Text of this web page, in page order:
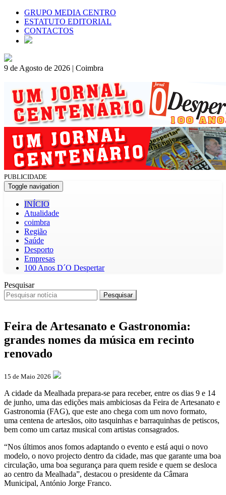
GRUPO MEDIA CENTRO
ESTATUTO EDITORIAL
CONTACTOS
9 de Agosto de 2026 | Coimbra
PUBLICIDADE
Toggle navigation
INÍCIO
Atualidade
coimbra
Região
Saúde
Desporto
Empresas
100 Anos D´O Despertar
Pesquisar
Pesquisar
Feira de Artesanato e Gastronomia:
grandes nomes da música em recinto
renovado
15 de Maio 2026
A cidade da Mealhada prepara-se para receber, entre os dias 9 e 14
de junho, uma das edições mais ambiciosas da Feira de Artesanato e
Gastronomia (FAG), que este ano chega com um novo formato,
uma centena de artesãos, oito tasquinhas e barraquinhas de petiscos,
bem como um cartaz musical com artistas consagrados.
“Nos últimos anos fomos adaptando o evento e está aqui o novo
modelo, o novo projecto dentro da cidade, mas que garante uma boa
circulação, uma boa segurança para quem reside e quem se desloca
ao centro da Mealhada”, destacou o presidente da Câmara
Municipal, António Jorge Franco.